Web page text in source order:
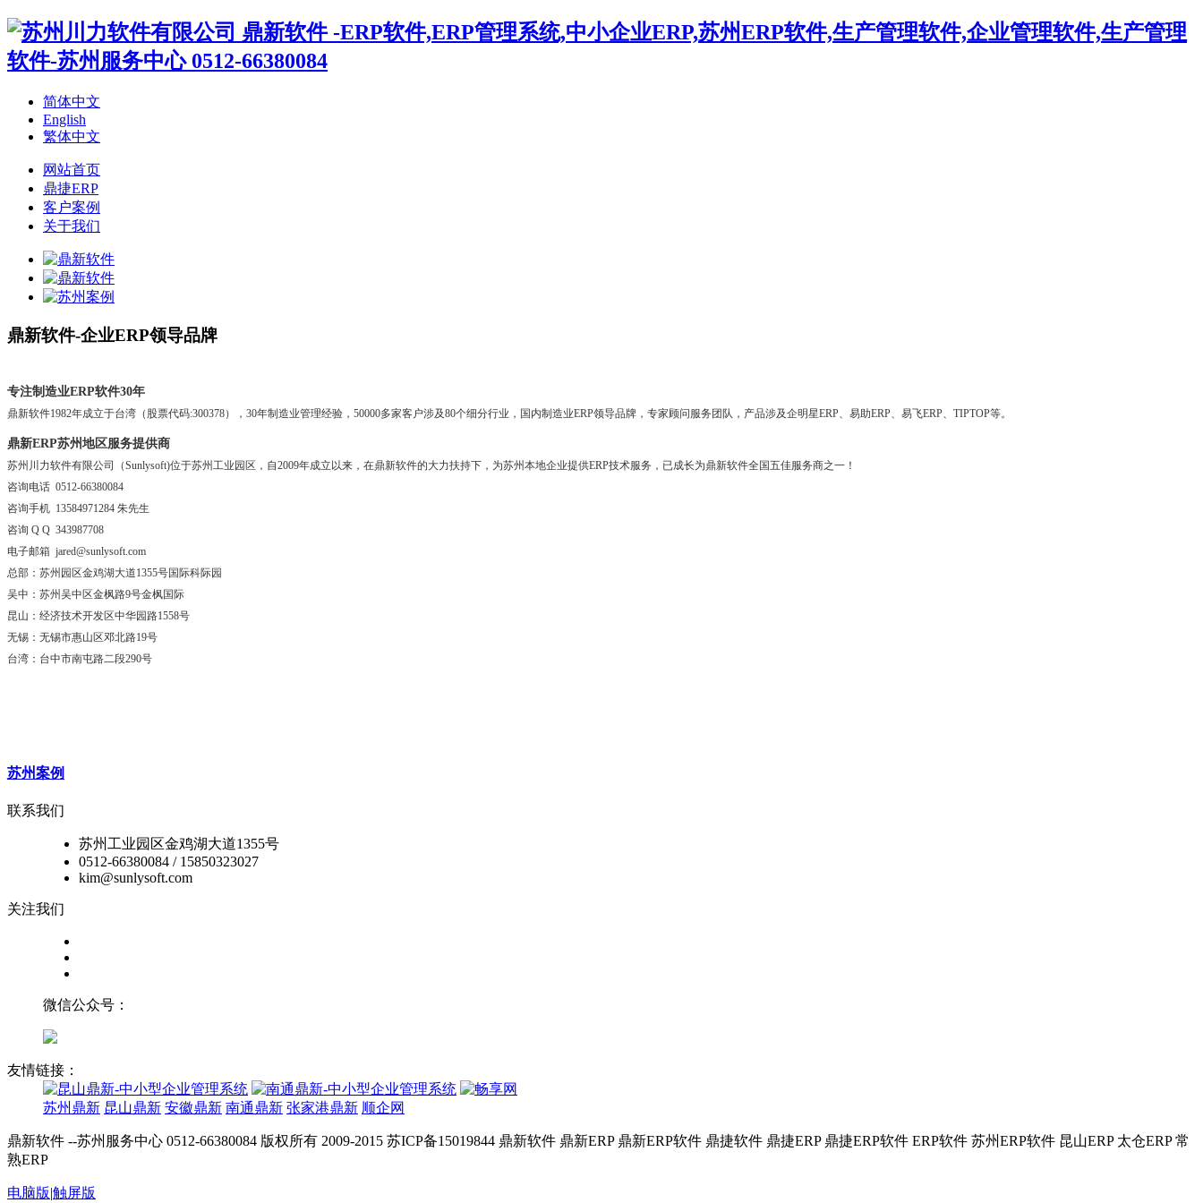
简体中文
English
繁体中文
网站首页
鼎捷ERP
客户案例
关于我们
鼎新软件-企业ERP领导品牌
专注制造业ERP软件30年
鼎新软件1982年成立于台湾（股票代码:300378），30年制造业管理经验，50000多家客户涉及80个细分行业，国内制造业ERP领导品牌，专家顾问服务团队，产品涉及企明星ERP、易助ERP、易飞ERP、TIPTOP等。
鼎新ERP苏州地区服务提供商
苏州川力软件有限公司（Sunlysoft)位于苏州工业园区，自2009年成立以来，在鼎新软件的大力扶持下，为苏州本地企业提供ERP技术服务，已成长为鼎新软件全国五佳服务商之一！
咨询电话 0512-66380084
咨询手机 13584971284 朱先生
咨询 Q Q 343987708
电子邮箱 jared@sunlysoft.com
总部：苏州园区金鸡湖大道1355号国际科际园
吴中：苏州吴中区金枫路9号金枫国际
昆山：经济技术开发区中华园路1558号
无锡：无锡市惠山区邓北路19号
台湾：台中市南屯路二段290号
苏州案例
联系我们
苏州工业园区金鸡湖大道1355号
0512-66380084 / 15850323027
kim@sunlysoft.com
关注我们
微信公众号：
友情链接：
苏州鼎新 昆山鼎新 安徽鼎新 南通鼎新 张家港鼎新 顺企网
鼎新软件 --苏州服务中心 0512-66380084 版权所有 2009-2015 苏ICP备15019844 鼎新软件 鼎新ERP 鼎新ERP软件 鼎捷软件 鼎捷ERP 鼎捷ERP软件 ERP软件 苏州ERP软件 昆山ERP 太仓ERP 常
熟ERP
电脑版|触屏版